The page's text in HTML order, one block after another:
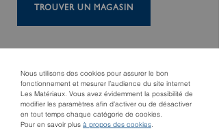
Nous utilisons des cookies pour assurer le bon
fonctionnement et mesurer l’audience du site internet
Les Matériaux. Vous avez évidemment la possibilité de
modifier les paramètres afin d’activer ou de désactiver
en tout temps chaque catégorie de cookies.
Pour en savoir plus à propos des cookies.
TROUVER UN MAGASIN